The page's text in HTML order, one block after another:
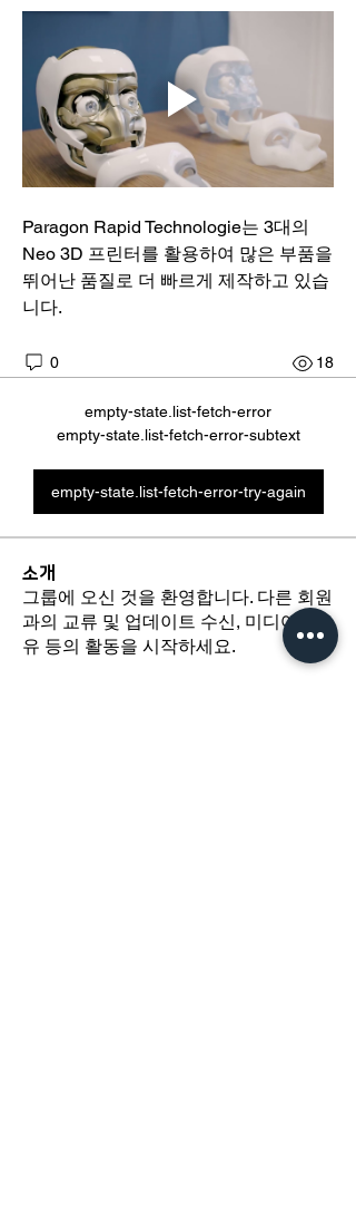
Paragon Rapid Technologie는 3대의
Neo 3D 프린터를 활용하여 많은 부품을
뛰어난 품질로 더 빠르게 제작하고 있습
니다.
0 18
empty-state.list-fetch-error
empty-state.list-fetch-error-subtext
empty-state.list-fetch-error-try-again
소개
그룹에 오신 것을 환영합니다. 다른 회원
과의 교류 및 업데이트 수신, 미디어 공
유 등의 활동을 시작하세요.